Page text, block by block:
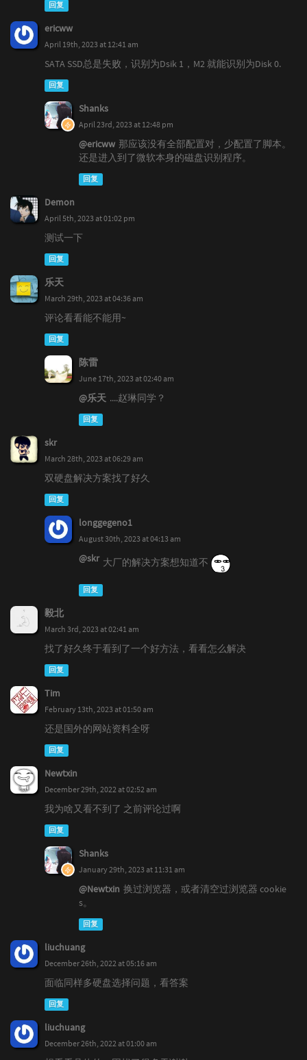
回复
ericww
April 19th, 2023 at 12:41 am
SATA SSD总是失败，识别为Dsik 1，M2 就能识别为Disk 0.
回复
Shanks
April 23rd, 2023 at 12:48 pm
@ericww 那应该没有全部配置对，少配置了脚本。
还是进入到了微软本身的磁盘识别程序。
回复
Demon
April 5th, 2023 at 01:02 pm
测试一下
回复
乐天
March 29th, 2023 at 04:36 am
评论看看能不能用~
回复
陈雷
June 17th, 2023 at 02:40 am
@乐天 ....赵琳同学？
回复
skr
March 28th, 2023 at 06:29 am
双硬盘解决方案找了好久
回复
longgegeno1
August 30th, 2023 at 04:13 am
@skr 大厂的解决方案想知道不
回复
毅北
March 3rd, 2023 at 02:41 am
找了好久终于看到了一个好方法，看看怎么解决
回复
Tim
February 13th, 2023 at 01:50 am
还是国外的网站资料全呀
回复
Newtxin
December 29th, 2022 at 02:52 am
我为啥又看不到了 之前评论过啊
回复
Shanks
January 29th, 2023 at 11:31 am
@Newtxin 换过浏览器，或者清空过浏览器 cookie
s。
回复
liuchuang
December 26th, 2022 at 05:16 am
面临同样多硬盘选择问题，看答案
回复
liuchuang
December 26th, 2022 at 01:00 am